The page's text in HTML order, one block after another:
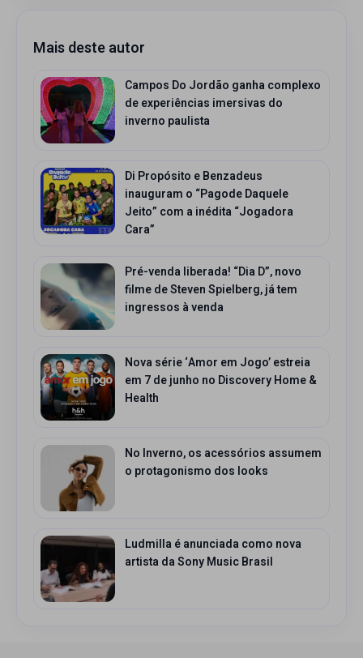
Mais deste autor
Campos Do Jordão ganha complexo
de experiências imersivas do
inverno paulista
Di Propósito e Benzadeus
inauguram o “Pagode Daquele
Jeito” com a inédita “Jogadora
Cara”
Pré-venda liberada! “Dia D”, novo
filme de Steven Spielberg, já tem
ingressos à venda
Nova série ‘Amor em Jogo’ estreia
em 7 de junho no Discovery Home &
Health
No Inverno, os acessórios assumem
o protagonismo dos looks
Ludmilla é anunciada como nova
artista da Sony Music Brasil